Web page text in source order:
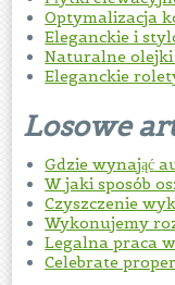
Optymalizacja
Eleganckie i
Naturalne olejki
Eleganckie
Losowe
Gdzie wynająć
W jaki sposób
Czyszczenie
Wykonujemy
Legalna praca
Celebrate